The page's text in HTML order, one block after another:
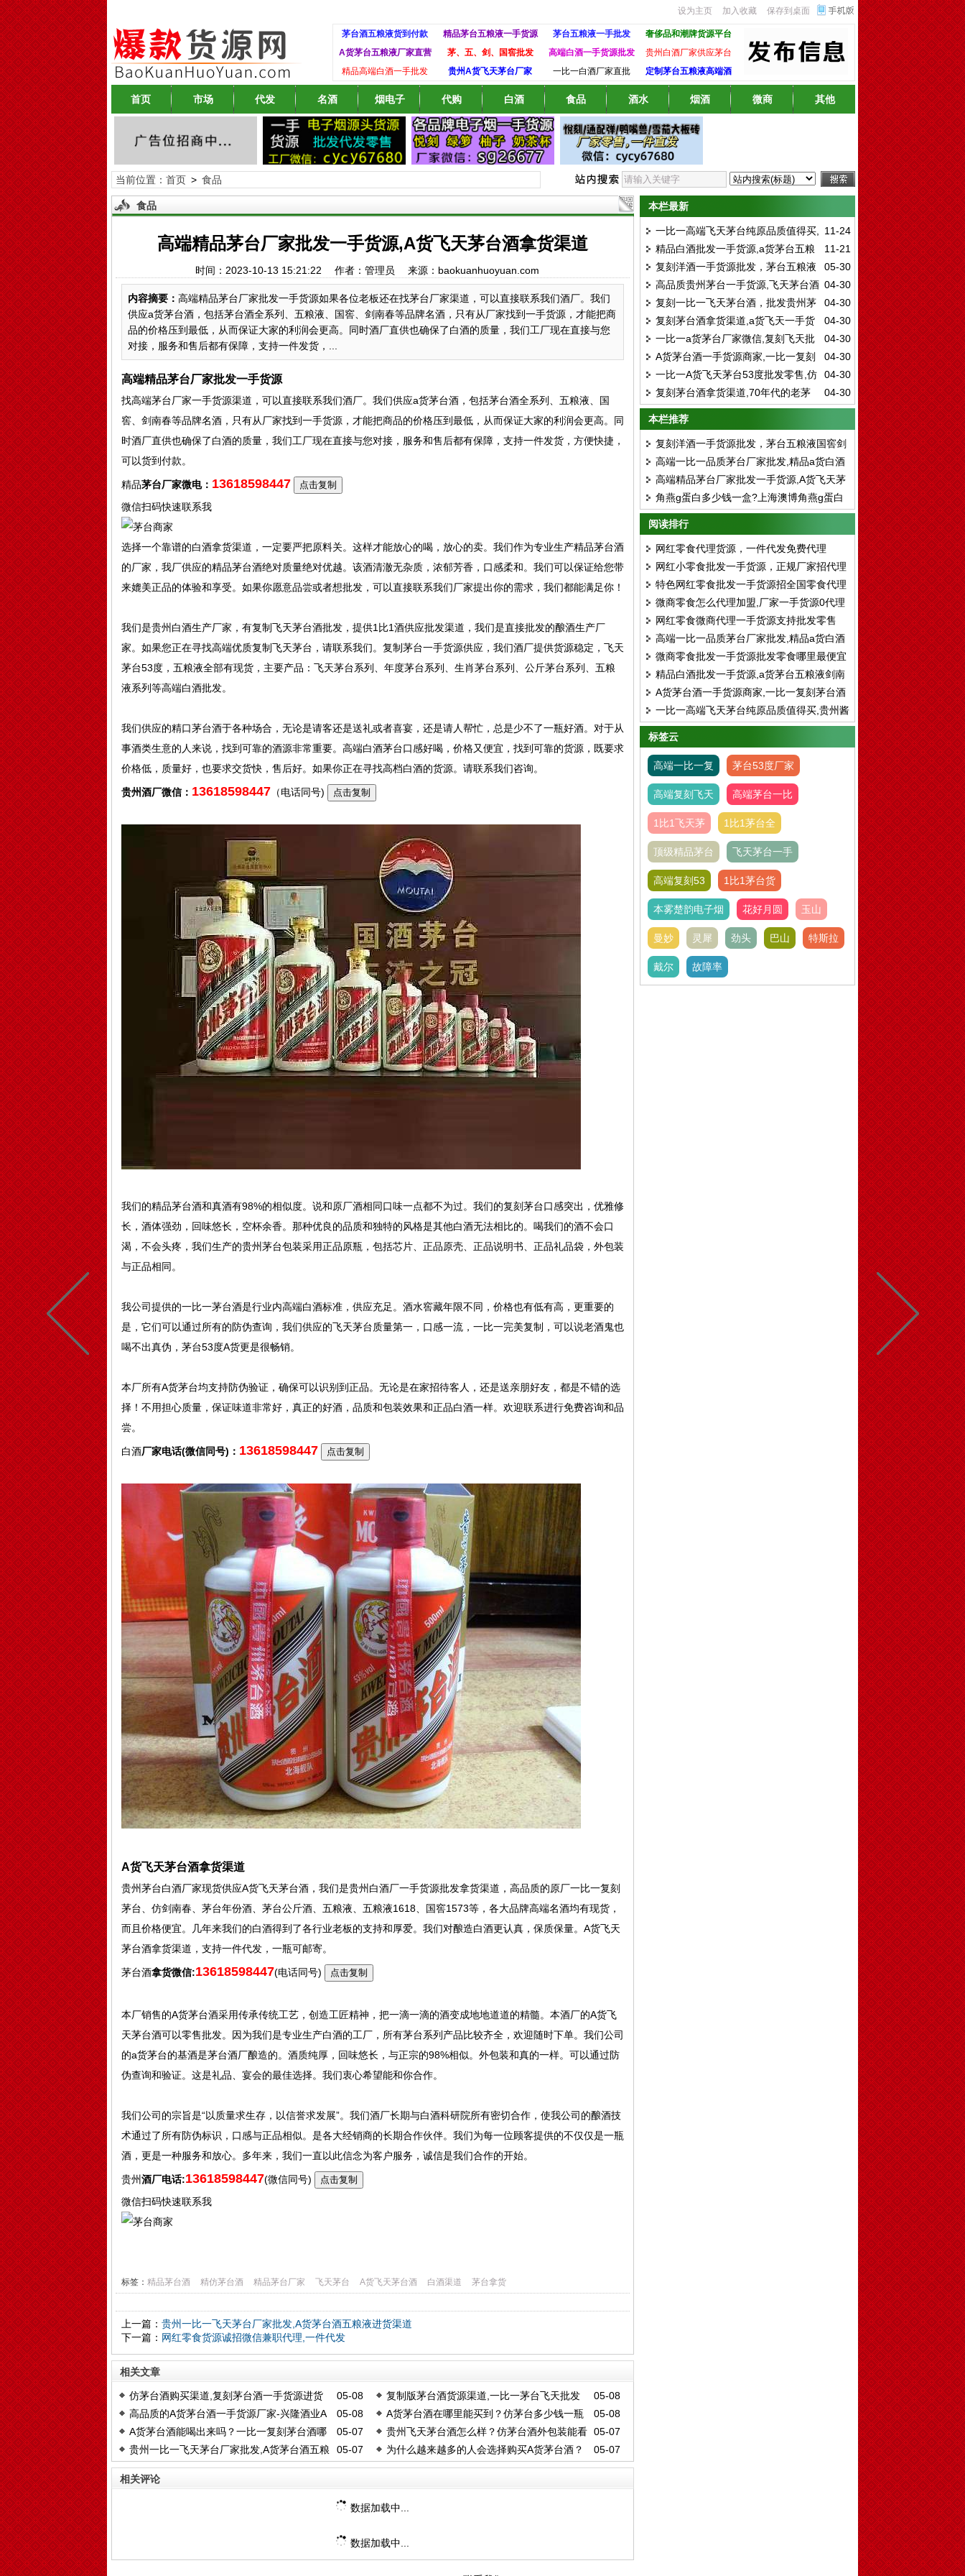
设为主页 加入收藏 保存到桌面
茅台酒五粮液货到付款 精品茅台五粮液一手货源 茅台五粮液一手批发
奢侈品和潮牌货源平台
A货茅台五粮液厂家直营
茅、五、剑、国窖批发 高端白酒一手货源批发
贵州白酒厂家供应茅台
精品高端白酒一手批发
贵州A货飞天茅台厂家 一比一白酒厂家直批 定制茅台五粮液高端酒
首页 市场 代发 名酒 烟电子 代购 白酒 食品 酒水 烟酒 微商 其他
当前位置： 首页> 食品
食品
高端精品茅台厂家批发一手货源,A货飞天茅台酒拿货渠道
时间：2023-10-13 15:21:22 作者：管理员 来源：baokuanhuoyuan.com
内容摘要： 高端精品茅台厂家批发一手货源如果各位老板还在找茅台厂家渠道，可以直接联系我们酒厂。我们
供应a货茅台酒，包括茅台酒全系列、五粮液、国窖、剑南春等品牌名酒，只有从厂家找到一手货源，才能把商
品的价格压到最低，从而保证大家的利润会更高。同时酒厂直供也确保了白酒的质量，我们工厂现在直接与您
对接，服务和售后都有保障，支持一件发货，...
高端精品茅台厂家批发一手货源
找高端茅台厂家一手货源渠道，可以直接联系我们酒厂。我们供应a货茅台酒，包括茅台酒全系列、五粮液、国
窖、剑南春等品牌名酒，只有从厂家找到一手货源，才能把商品的价格压到最低，从而保证大家的利润会更高。同
时酒厂直供也确保了白酒的质量，我们工厂现在直接与您对接，服务和售后都有保障，支持一件发货，方便快捷，
可以货到付款。
精品茅台厂家微电： 13618598447 点击复制
微信扫码快速联系我
选择一个靠谱的白酒拿货渠道，一定要严把原料关。这样才能放心的喝，放心的卖。我们作为专业生产精品茅台酒
的厂家，我厂供应的精品茅台酒绝对质量绝对优越。该酒清澈无杂质，浓郁芳香，口感柔和。我们可以保证给您带
来媲美正品的体验和享受。如果你愿意品尝或者想批发，可以直接联系我们厂家提出你的需求，我们都能满足你！
我们是贵州白酒生产厂家，有复制飞天茅台酒批发，提供1比1酒供应批发渠道，我们是直接批发的酿酒生产厂
家。如果您正在寻找高端优质复制飞天茅台，请联系我们。复制茅台一手货源供应，我们酒厂提供货源稳定，飞天
茅台53度，五粮液全部有现货，主要产品：飞天茅台系列、年度茅台系列、生肖茅台系列、公斤茅台系列、五粮
液系列等高端白酒批发。
我们供应的精口茅台酒于各种场合，无论是请客还是送礼或者喜宴，还是请人帮忙，总是少不了一瓶好酒。对于从
事酒类生意的人来说，找到可靠的酒源非常重要。高端白酒茅台口感好喝，价格又便宜，找到可靠的货源，既要求
价格低，质量好，也要求交货快，售后好。如果你正在寻找高档白酒的货源。请联系我们咨询。
贵州酒厂微信： 13618598447（电话同号) 点击复制
我们的精品茅台酒和真酒有98%的相似度。说和原厂酒相同口味一点都不为过。我们的复刻茅台口感突出，优雅修
长，酒体强劲，回味悠长，空杯余香。那种优良的品质和独特的风格是其他白酒无法相比的。喝我们的酒不会口
渴，不会头疼，我们生产的贵州茅台包装采用正品原瓶，包括芯片、正品原壳、正品说明书、正品礼品袋，外包装
与正品相同。
我公司提供的一比一茅台酒是行业内高端白酒标准，供应充足。酒水窖藏年限不同，价格也有低有高，更重要的
是，它们可以通过所有的防伪查询，我们供应的飞天茅台质量第一，口感一流，一比一完美复制，可以说老酒鬼也
喝不出真伪，茅台53度A货更是很畅销。
本厂所有A货茅台均支持防伪验证，确保可以识别到正品。无论是在家招待客人，还是送亲朋好友，都是不错的选
择！不用担心质量，保证味道非常好，真正的好酒，品质和包装效果和正品白酒一样。欢迎联系进行免费咨询和品
尝。
白酒厂家电话(微信同号)： 13618598447 点击复制
A货飞天茅台酒拿货渠道
贵州茅台白酒厂家现货供应A货飞天茅台酒，我们是贵州白酒厂一手货源批发拿货渠道，高品质的原厂一比一复刻
茅台、仿剑南春、茅台年份酒、茅台公斤酒、五粮液、五粮液1618、国窖1573等，各大品牌高端名酒均有现货，
而且价格便宜。几年来我们的白酒得到了各行业老板的支持和厚爱。我们对酿造白酒更认真，保质保量。A货飞天
茅台酒拿货渠道，支持一件代发，一瓶可邮寄。
茅台酒拿货微信:13618598447(电话同号) 点击复制
本厂销售的A货茅台酒采用传承传统工艺，创造工匠精神，把一滴一滴的酒变成地地道道的精髓。本酒厂的A货飞
天茅台酒可以零售批发。因为我们是专业生产白酒的工厂，所有茅台系列产品比较齐全，欢迎随时下单。我们公司
的a货茅台的基酒是茅台酒厂酿造的。酒质纯厚，回味悠长，与正宗的98%相似。外包装和真的一样。可以通过防
伪查询和验证。这是礼品、宴会的最佳选择。我们衷心希望能和你合作。
我们公司的宗旨是“以质量求生存，以信誉求发展”。我们酒厂长期与白酒科研院所有密切合作，使我公司的酿酒技
术通过了所有防伪标识，口感与正品相似。是各大经销商的长期合作伙伴。我们为每一位顾客提供的不仅仅是一瓶
酒，更是一种服务和放心。多年来，我们一直以此信念为客户服务，诚信是我们合作的开始。
贵州酒厂电话:13618598447(微信同号) 点击复制
微信扫码快速联系我
标签： 精品茅台酒 精仿茅台酒 精品茅台厂家 飞天茅台 A货飞天茅台酒 白酒渠道 茅台拿货
上一篇： 贵州一比一飞天茅台厂家批发,A货茅台酒五粮液进货渠道
下一篇： 网红零食货源诚招微信兼职代理,一件代发
相关文章
05-08
仿茅台酒购买渠道,复刻茅台酒一手货源进货 05-08
复制版茅台酒货源渠道,一比一茅台飞天批发
商家
05-08
高品质的A货茅台酒一手货源厂家-兴隆酒业A
货茅台酒
05-08
A货茅台酒在哪里能买到？仿茅台多少钱一瓶
05-07
A货茅台酒能喝出来吗？一比一复刻茅台酒哪
里能买到
05-07
贵州飞天茅台酒怎么样？仿茅台酒外包装能看
出来吗
05-07
贵州一比一飞天茅台厂家批发,A货茅台酒五粮
液进货渠道
05-07
为什么越来越多的人会选择购买A货茅台酒？
A货茅台厂家微信
相关评论
数据加载中...
数据加载中...
本栏最新
11-24
一比一高端飞天茅台纯原品质值得买,
贵州酱香酒业厂家直销
11-21
精品白酒批发一手货源,a货茅台五粮
液剑南春国窖支持验货
05-30
复刻洋酒一手货源批发，茅台五粮液
国窖剑南春厂家直销
04-30
高品质贵州茅台一手货源,飞天茅台酒
进货渠道
04-30
复刻一比一飞天茅台酒，批发贵州茅
台酒最低价
04-30
复刻茅台酒拿货渠道,a货飞天一手货
源货到付款
04-30
一比一a货茅台厂家微信,复刻飞天批
发一手货源
04-30
A货茅台酒一手货源商家,一比一复刻
茅台酒批发
04-30
一比一A货飞天茅台53度批发零售,仿
真飞天茅台供应商
04-30
复刻茅台酒拿货渠道,70年代的老茅
台还能喝吗?
本栏推荐
复刻洋酒一手货源批发，茅台五粮液国窖剑
南春厂家直销
高端一比一品质茅台厂家批发,精品a货白酒
和正品一样
高端精品茅台厂家批发一手货源,A货飞天茅
台酒拿货渠道
角燕g蛋白多少钱一盒?上海澳博角燕g蛋白
哪里有卖
阅读排行
网红零食代理货源，一件代发免费代理
网红小零食批发一手货源，正规厂家招代理
特色网红零食批发一手货源招全国零食代理
商
微商零食怎么代理加盟,厂家一手货源0代理
费
网红零食微商代理一手货源支持批发零售
高端一比一品质茅台厂家批发,精品a货白酒
和正品一样
微商零食批发一手货源批发零食哪里最便宜
精品白酒批发一手货源,a货茅台五粮液剑南
春国窖支持验货
A货茅台酒一手货源商家,一比一复刻茅台酒
批发
一比一高端飞天茅台纯原品质值得买,贵州酱
香酒业厂家直销
标签云
高端一比一复 茅台53度厂家
高端复刻飞天 高端茅台一比
1比1飞天茅 1比1茅台全
顶级精品茅台 飞天茅台一手
高端复刻53 1比1茅台货
本雾楚韵电子烟 花好月圆 玉山
曼妙 灵犀 劲头 巴山 特斯拉
戴尔 故障率